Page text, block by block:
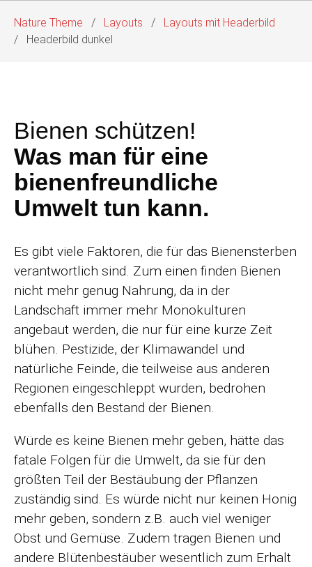
Nature Theme Layouts
Layouts mit Headerbild
Headerbild dunkel
Bienen schützen!
Was man für eine
bienenfreundliche
Umwelt tun kann.
Es gibt viele Faktoren, die für das Bienensterben
verantwortlich sind. Zum einen finden Bienen
nicht mehr genug Nahrung, da in der
Landschaft immer mehr Monokulturen
angebaut werden, die nur für eine kurze Zeit
blühen. Pestizide, der Klimawandel und
natürliche Feinde, die teilweise aus anderen
Regionen eingeschleppt wurden, bedrohen
ebenfalls den Bestand der Bienen.
Würde es keine Bienen mehr geben, hätte das
fatale Folgen für die Umwelt, da sie für den
größten Teil der Bestäubung der Pflanzen
zuständig sind. Es würde nicht nur keinen Honig
mehr geben, sondern z.B. auch viel weniger
Obst und Gemüse. Zudem tragen Bienen und
andere Blütenbestäuber wesentlich zum Erhalt